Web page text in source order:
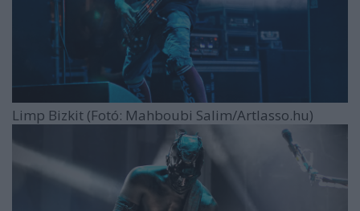
Limp Bizkit (Fotó: Mahboubi Salim/Artlasso.hu)